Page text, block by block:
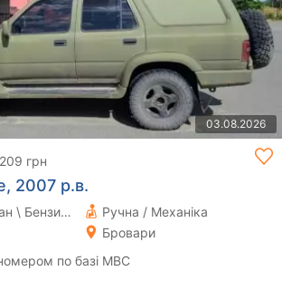
03.08.2026
грн
2007 р.в.
Газ пропан-бутан \ Бензин 2.2 л.
Ручна / Механіка
Бровари
по базі МВС